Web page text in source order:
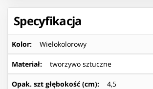
Specyfikacja
Kolor: Wielokolorowy
Materiał: tworzywo sztuczne
Opak. szt głębokość (cm): 4,5